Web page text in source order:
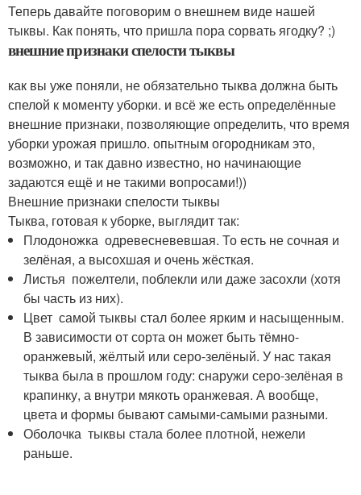
Теперь давайте поговорим о внешнем виде нашей
тыквы. Как понять, что пришла пора сорвать ягодку? ;)
внешние признаки спелости тыквы
как вы уже поняли, не обязательно тыква должна быть
спелой к моменту уборки. и всё же есть определённые
внешние признаки, позволяющие определить, что время
уборки урожая пришло. опытным огородникам это,
возможно, и так давно известно, но начинающие
задаются ещё и не такими вопросами!))
Внешние признаки спелости тыквы
Тыква, готовая к уборке, выглядит так:
Плодоножка одревесневевшая. То есть не сочная и
зелёная, а высохшая и очень жёсткая.
Листья пожелтели, поблекли или даже засохли (хотя
бы часть из них).
Цвет самой тыквы стал более ярким и насыщенным.
В зависимости от сорта он может быть тёмно-
оранжевый, жёлтый или серо-зелёный. У нас такая
тыква была в прошлом году: снаружи серо-зелёная в
крапинку, а внутри мякоть оранжевая. А вообще,
цвета и формы бывают самыми-самыми разными.
Оболочка тыквы стала более плотной, нежели
раньше.